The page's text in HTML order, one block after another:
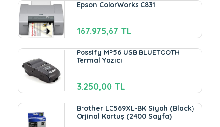
Epson ColorWorks C831
167.975,67 TL
Possify MP56 USB BLUETOOTH
Termal Yazıcı
3.250,00 TL
Brother LC569XL-BK Siyah (Black)
Orjinal Kartuş (2400 Sayfa)